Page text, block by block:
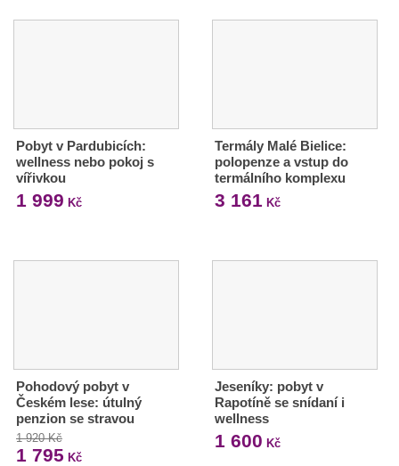
Pobyt v Pardubicích:
wellness nebo pokoj s
vířivkou
1 999 Kč
Termály Malé Bielice:
polopenze a vstup do
termálního komplexu
3 161 Kč
Pohodový pobyt v
Českém lese: útulný
penzion se stravou
1 920 Kč
1 795 Kč
Jeseníky: pobyt v
Rapotíně se snídaní i
wellness
1 600 Kč